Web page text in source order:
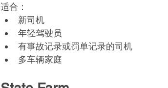
适合：
新司机
年轻驾驶员
有事故记录或罚单记录的司机
多车辆家庭